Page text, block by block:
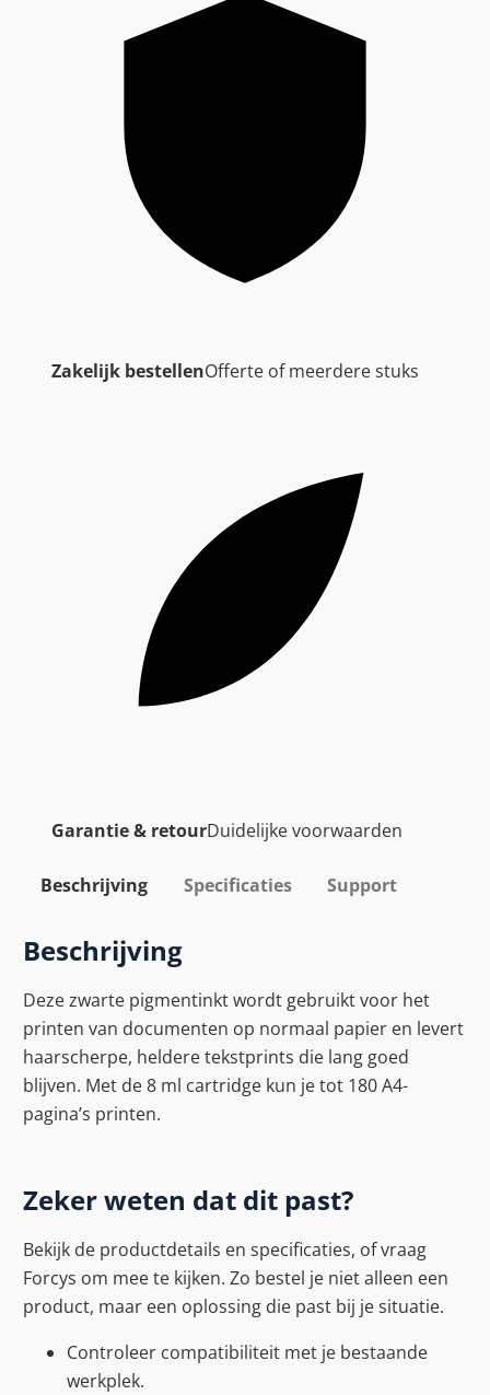
Zakelijk bestellenOfferte of meerdere stuks
Garantie & retourDuidelijke voorwaarden
Beschrijving Specificaties Support
Beschrijving
Deze zwarte pigmentinkt wordt gebruikt voor het
printen van documenten op normaal papier en levert
haarscherpe, heldere tekstprints die lang goed
blijven. Met de 8 ml cartridge kun je tot 180 A4-
pagina’s printen.
Zeker weten dat dit past?
Bekijk de productdetails en specificaties, of vraag
Forcys om mee te kijken. Zo bestel je niet alleen een
product, maar een oplossing die past bij je situatie.
Controleer compatibiliteit met je bestaande
werkplek.